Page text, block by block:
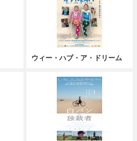
ウィー・ハブ・ア・ドリーム